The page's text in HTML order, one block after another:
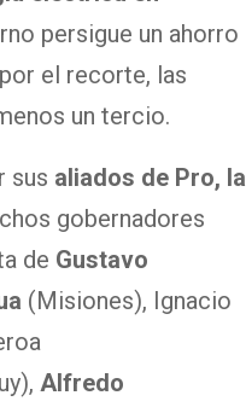
persigue un ahorro
el recorte, las
un tercio.
sus aliados de Pro, la
gobernadores
de Gustavo
(Misiones), Ignacio
Alfredo